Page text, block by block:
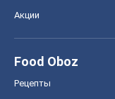
Акции
Food Oboz
Рецепты